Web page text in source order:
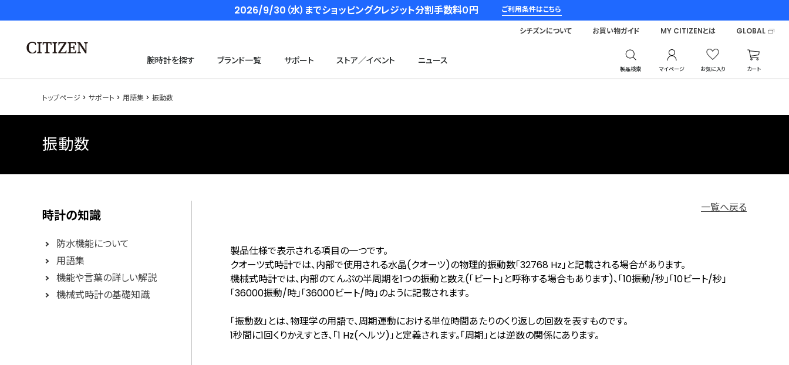
2026/9/30（水）までショッピングクレジット分割手数料０円 ご利用条件はこちら
腕時計を探す ブランド一覧 サポート ストア／イベント ニュース
製品検索 マイページ お気に入り カート
シチズンについて お買い物ガイド MY CITIZENとは GLOBAL
トップページ サポート 用語集 振動数
振動数
時計の知識
防水機能について
用語集
機能や言葉の詳しい解説
機械式時計の基礎知識
一覧へ戻る
製品仕様で表示される項目の一つです。
クオーツ式時計では、内部で使用される水晶(クオーツ)の物理的振動数「32768 Hz」と記載される場合があります。
機械式時計では、内部のてんぷの半周期を1つの振動と数え(「ビート」と呼称する場合もあります)、「10振動/秒」「10ビート/秒」
「36000振動/時」「36000ビート/時」のように記載されます。
「振動数」とは、物理学の用語で、周期運動における単位時間あたりのくり返しの回数を表すものです。
1秒間に1回くりかえすとき、「1 Hz(ヘルツ)」と定義されます。「周期」とは逆数の関係にあります。